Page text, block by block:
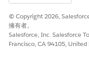
© Copyright 2026,
擁有者。
Salesforce, Inc. Salesforce
Francisco, CA 94105, United